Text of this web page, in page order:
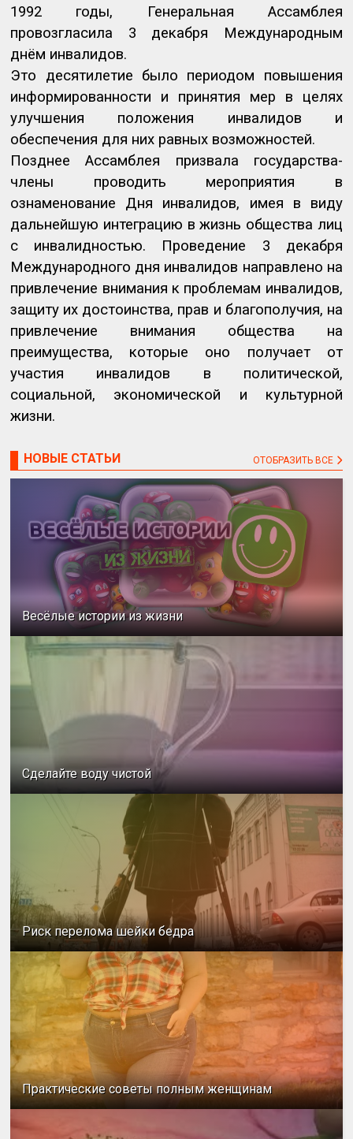
1992 годы, Генеральная Ассамблея
провозгласила 3 декабря Международным
днём инвалидов.
Это десятилетие было периодом повышения
информированности и принятия мер в целях
улучшения положения инвалидов и
обеспечения для них равных возможностей.
Позднее Ассамблея призвала государства-
члены проводить мероприятия в
ознаменование Дня инвалидов, имея в виду
дальнейшую интеграцию в жизнь общества лиц
с инвалидностью. Проведение 3 декабря
Международного дня инвалидов направлено на
привлечение внимания к проблемам инвалидов,
защиту их достоинства, прав и благополучия, на
привлечение внимания общества на
преимущества, которые оно получает от
участия инвалидов в политической,
социальной, экономической и культурной
жизни.
НОВЫЕ СТАТЬИ ОТОБРАЗИТЬ ВСЕ
Весёлые истории из жизни
Сделайте воду чистой
Риск перелома шейки бедра
Практические советы полным женщинам